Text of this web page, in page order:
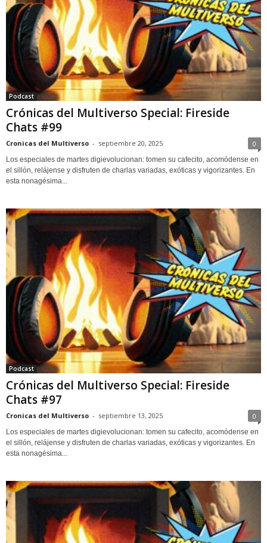
Podcast
Crónicas del Multiverso Special: Fireside
Chats #99
Cronicas del Multiverso - septiembre 20, 2025 0
Los especiales de martes digievolucionan: tomen su cafecito, acomódense en
el sillón, relájense y disfruten de charlas variadas, exóticas y vigorizantes. En
esta nonagésima...
Podcast
Crónicas del Multiverso Special: Fireside
Chats #97
Cronicas del Multiverso - septiembre 13, 2025 0
Los especiales de martes digievolucionan: tomen su cafecito, acomódense en
el sillón, relájense y disfruten de charlas variadas, exóticas y vigorizantes. En
esta nonagésima...